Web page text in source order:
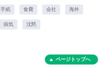
手紙 食費 会社 海外
病気 沈黙
ページトップへ